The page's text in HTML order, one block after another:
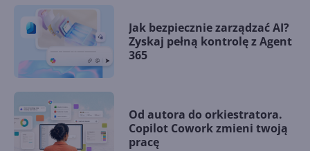
Jak bezpiecznie zarządzać AI?
Zyskaj pełną kontrolę z Agent
365
Od autora do orkiestratora.
Copilot Cowork zmieni twoją
pracę